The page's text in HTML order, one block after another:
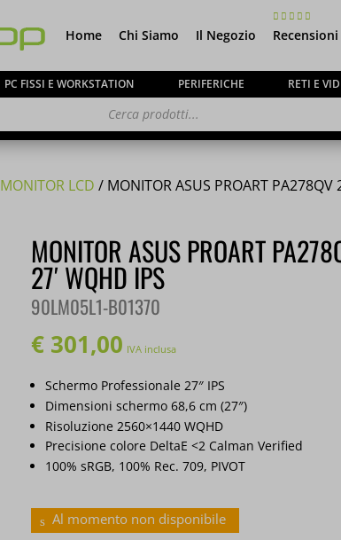
PC FISSI E WORKSTATION PERIFERICHE RETI E
Home Chi Siamo Il Negozio Recensioni
MONITOR LCD / MONITOR ASUS PROART PA278QV
MONITOR ASUS PROART
27′ WQHD IPS
90LM05L1-B01370
€ 301,00 IVA inclusa
Schermo Professionale 27″ IPS
Dimensioni schermo 68,6 cm (27″)
Risoluzione 2560×1440 WQHD
Precisione colore DeltaE <2 Calman Verified
100% sRGB, 100% Rec. 709, PIVOT
Al momento non disponibile